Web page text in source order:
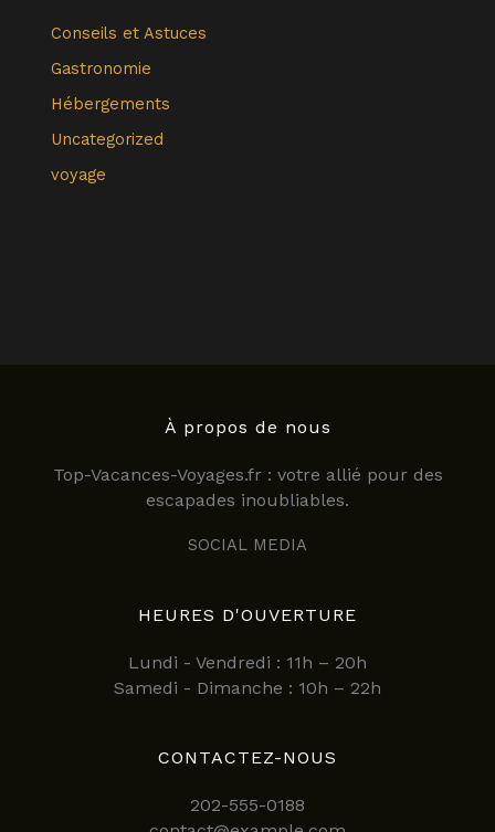
Conseils et Astuces
Gastronomie
Hébergements
Uncategorized
voyage
À propos de nous
Top-Vacances-Voyages.fr : votre allié pour des
escapades inoubliables.
SOCIAL MEDIA
HEURES D'OUVERTURE
Lundi - Vendredi : 11h – 20h
Samedi - Dimanche : 10h – 22h
CONTACTEZ-NOUS
202-555-0188